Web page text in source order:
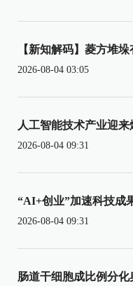
【新知解码】菱方堆
2026-08-04 03:05
人工智能技术产业迎
2026-08-04 09:31
“AI+创业”加速科技成
2026-08-04 09:31
肠道干细胞成比例分化